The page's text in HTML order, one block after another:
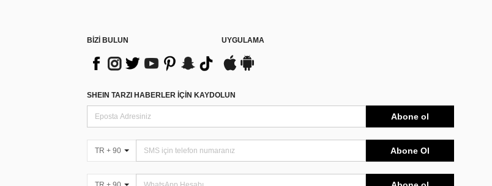
BİZİ BULUN UYGULAMA
SHEIN TARZI HABERLER IÇIN KAYDOLUN
Abone ol
TR + 90 Abone Ol